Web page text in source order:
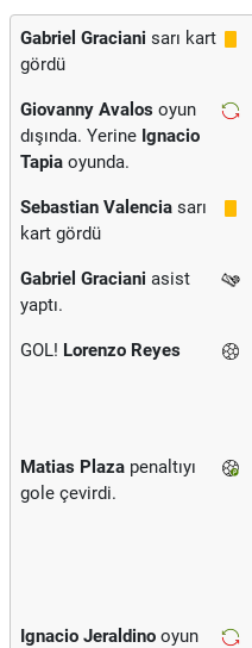
Gabriel Graciani sarı kart
gördü
Giovanny Avalos oyun
dışında. Yerine Ignacio
Tapia oyunda.
Sebastian Valencia sarı
kart gördü
Gabriel Graciani asist
yaptı.
GOL! Lorenzo Reyes
Matias Plaza penaltıyı
gole çevirdi.
Ignacio Jeraldino oyun